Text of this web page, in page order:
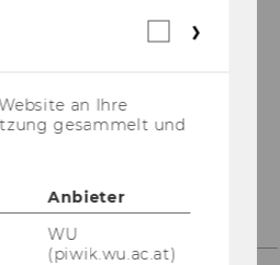
IT-ECKE
BEITRÄGE UNSERER
MITGLIEDER
Webstatistik
an Ihre
gesammelt und
Anbieter
WU
(piwik.wu.ac.at)